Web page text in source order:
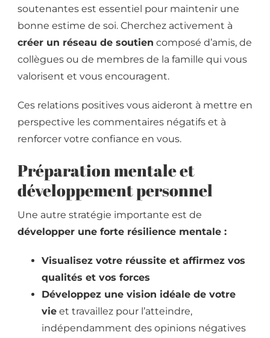
soutenantes est essentiel pour maintenir une
bonne estime de soi. Cherchez activement à
créer un réseau de soutien composé d’amis, de
collègues ou de membres de la famille qui vous
valorisent et vous encouragent.
Ces relations positives vous aideront à mettre en
perspective les commentaires négatifs et à
renforcer votre confiance en vous.
Préparation mentale et
développement personnel
Une autre stratégie importante est de
développer une forte résilience mentale :
Visualisez votre réussite et affirmez vos
qualités et vos forces
Développez une vision idéale de votre
vie et travaillez pour l’atteindre,
indépendamment des opinions négatives